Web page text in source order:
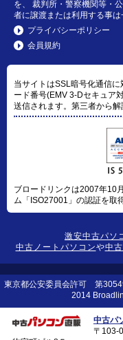
を、 裁判所・警察機関等・
者に譲渡または利用する事は
プライバシーポリシー
会員規約
当サイトはSSL暗号化通信
ード番号(EMV 3-Dセキュア
送信されます。第三者から解
ブロードリンクは2007年10
ム「ISO27001」の認証を取
激安中古パソ
中古ノートパソコンや中
東京都公安委員会許可 第
2014
中古パ
〒103-